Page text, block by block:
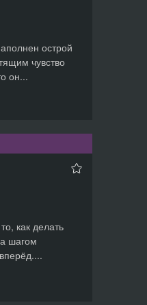
острой
чувство
он...
как делать
шагом